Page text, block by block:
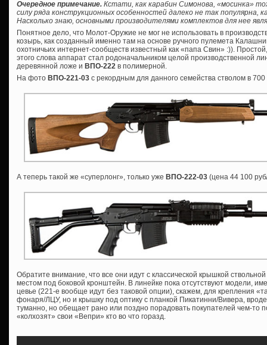
Очередное примечание. Кстати, как карабин Симонова, «мосинка»
силу ряда конструкционных особенностей далеко не так популярна,
Насколько знаю, основными производителями комплектов для нее
Понятное дело, что Молот-Оружие не мог не использовать в
козырь, как созданный именно там на основе ручного пулемета
охотничьих интернет-сообществ известный как «папа Свин» :)).
этого слова аппарат стал родоначальником целой производственной
деревянной ложе и ВПО-222 в полимерной.
На фото ВПО-221-03 с рекордным для данного семейства стволом в
А теперь такой же «суперлонг», только уже ВПО-222-03 (цена 44 100
Обратите внимание, что все они идут с классической крышкой
местом под боковой кронштейн. В линейке пока отсутствуют модели,
цевье (221-е вообще идут без таковой опции), скажем, для крепления
фонаря/ЛЦУ, но и крышку под оптику с планкой Пикатинни/Вивера,
туманно, но обещает рано или поздно порадовать покупателей чем-то
«колхозят» свои «Вепри» кто во что горазд.